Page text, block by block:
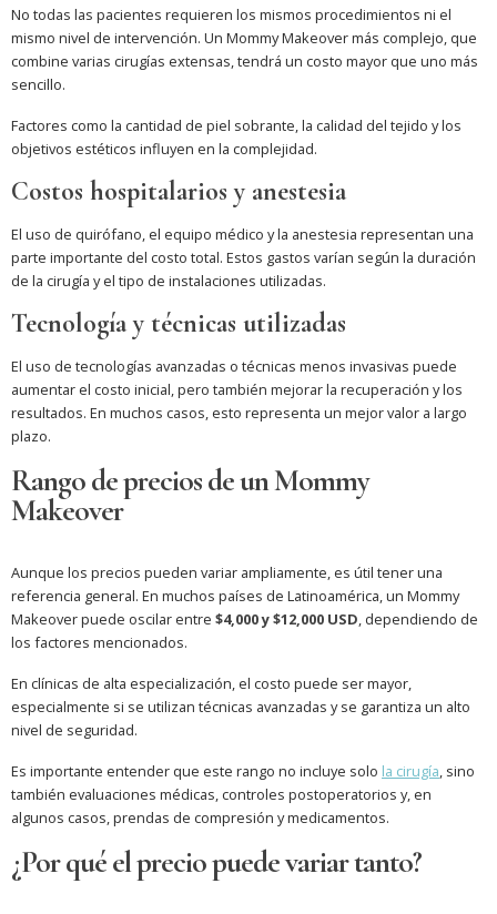
No todas las pacientes requieren los mismos procedimientos ni el
mismo nivel de intervención. Un Mommy Makeover más complejo, que
combine varias cirugías extensas, tendrá un costo mayor que uno más
sencillo.
Factores como la cantidad de piel sobrante, la calidad del tejido y los
objetivos estéticos influyen en la complejidad.
Costos hospitalarios y anestesia
El uso de quirófano, el equipo médico y la anestesia representan una
parte importante del costo total. Estos gastos varían según la duración
de la cirugía y el tipo de instalaciones utilizadas.
Tecnología y técnicas utilizadas
El uso de tecnologías avanzadas o técnicas menos invasivas puede
aumentar el costo inicial, pero también mejorar la recuperación y los
resultados. En muchos casos, esto representa un mejor valor a largo
plazo.
Rango de precios de un Mommy
Makeover
Aunque los precios pueden variar ampliamente, es útil tener una
referencia general. En muchos países de Latinoamérica, un Mommy
Makeover puede oscilar entre $4,000 y $12,000 USD, dependiendo de
los factores mencionados.
En clínicas de alta especialización, el costo puede ser mayor,
especialmente si se utilizan técnicas avanzadas y se garantiza un alto
nivel de seguridad.
Es importante entender que este rango no incluye solo la cirugía, sino
también evaluaciones médicas, controles postoperatorios y, en
algunos casos, prendas de compresión y medicamentos.
¿Por qué el precio puede variar tanto?